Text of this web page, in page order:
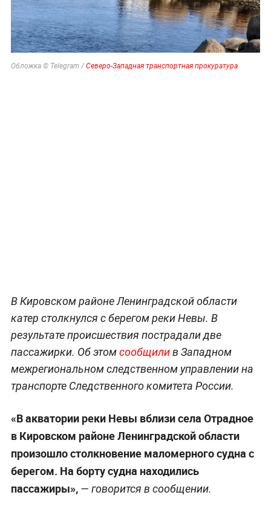
Обложка © Telegram / Северо-Западная транспортная прокуратура
В Кировском районе Ленинградской области
катер столкнулся с берегом реки Невы. В
результате происшествия пострадали две
пассажирки. Об этомсообщилив Западном
межрегиональном следственном управлении на
транспорте Следственного комитета России.
«В акватории реки Невы вблизи села Отрадное
в Кировском районе Ленинградской области
произошло столкновение маломерного судна с
берегом. На борту судна находились
пассажиры»,— говорится в сообщении.